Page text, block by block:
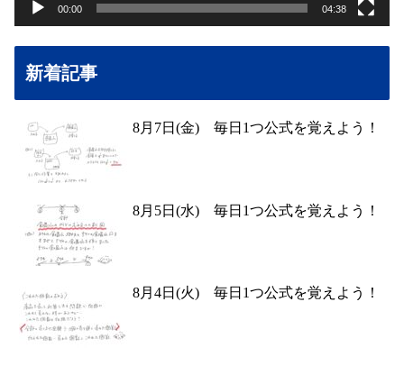
00:00 04:38
新着記事
8月7日(金) 毎日1つ公式を覚えよう！
8月5日(水) 毎日1つ公式を覚えよう！
8月4日(火) 毎日1つ公式を覚えよう！